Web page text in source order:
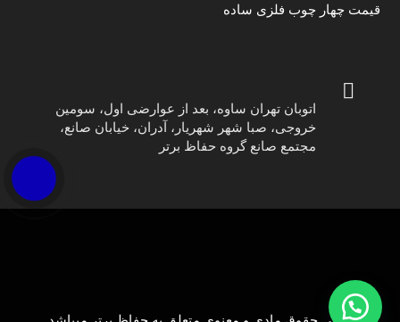
قیمت چهار چوب فلزی ساده
اتوبان تهران ساوه، بعد از عوارضی اول، سومین
خروجی، صبا شهر شهریار، آدران، خیابان صانع،
مجتمع صانع گروه حفاظ برتر